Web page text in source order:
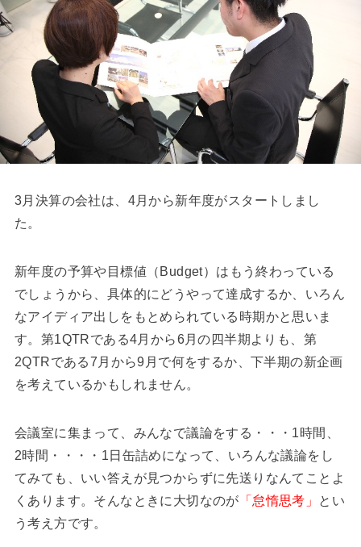
3月決算の会社は、4月から新年度がスタートしまし
た。
新年度の予算や目標値（Budget）はもう終わっている
でしょうから、具体的にどうやって達成するか、いろん
なアイディア出しをもとめられている時期かと思いま
す。第1QTRである4月から6月の四半期よりも、第
2QTRである7月から9月で何をするか、下半期の新企画
を考えているかもしれません。
会議室に集まって、みんなで議論をする・・・1時間、
2時間・・・・1日缶詰めになって、いろんな議論をし
てみても、いい答えが見つからずに先送りなんてことよ
くあります。そんなときに大切なのが 「怠惰思考」
とい
う考え方です。